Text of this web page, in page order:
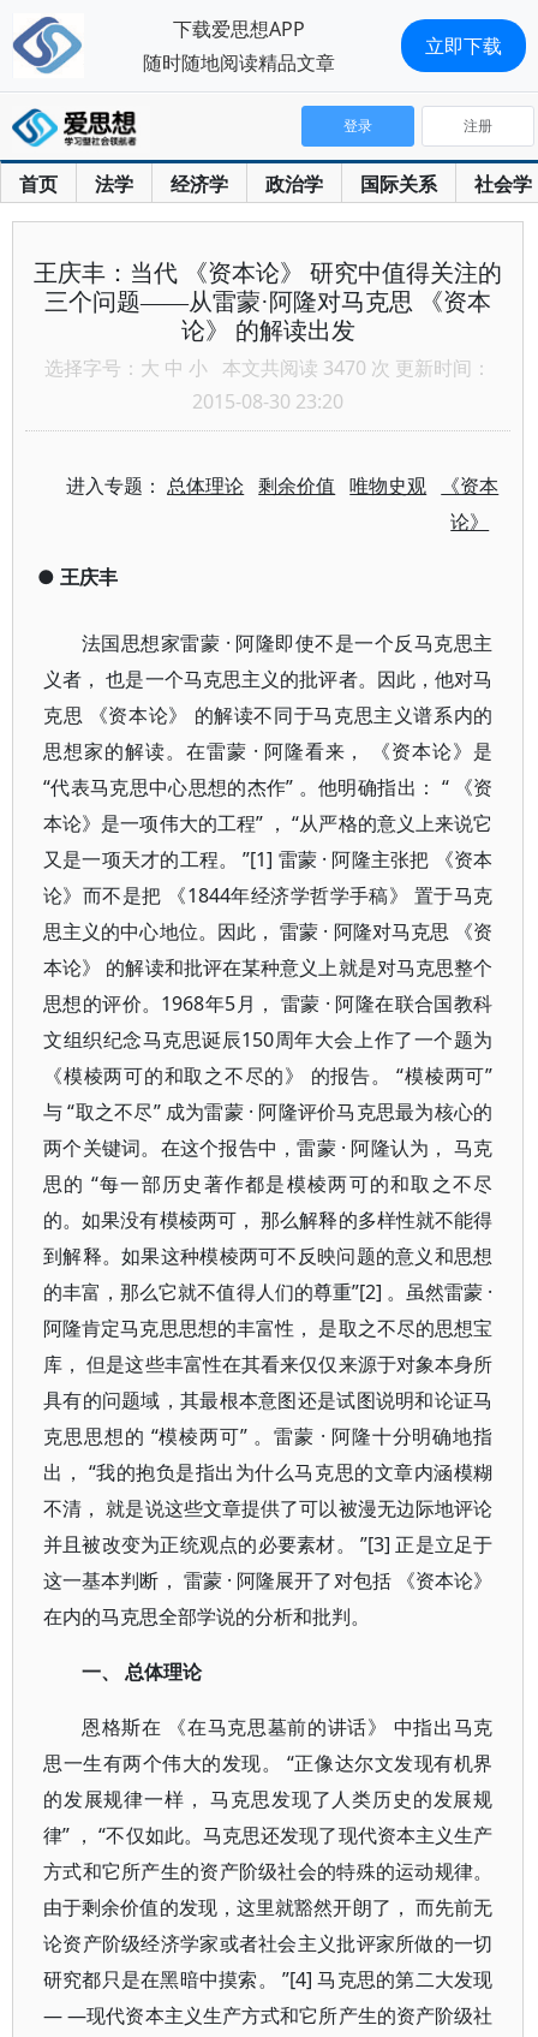
首页 法学 经济学 政治学 国际关系 社会学
登录 注册
王庆丰：当代 《资本论》 研究中值得关注的
三个问题——从雷蒙·阿隆对马克思 《资本
论》 的解读出发
选择字号： 大 中 小 本文共阅读 3470 次 更新时间：
2015-08-30 23:20
进入专题：总体理论 剩余价值 唯物史观
《资本
论》
● 王庆丰
法国思想家雷蒙 · 阿隆即使不是一个反马克思主
义者， 也是一个马克思主义的批评者。因此，他对马
克思 《资本论》 的解读不同于马克思主义谱系内的
思想家的解读。在雷蒙 · 阿隆看来， 《资本论》是
“代表马克思中心思想的杰作” 。他明确指出： “ 《资
本论》是一项伟大的工程” ， “从严格的意义上来说它
又是一项天才的工程。 ”[1] 雷蒙 · 阿隆主张把 《资本
论》而不是把 《1844年经济学哲学手稿》 置于马克
思主义的中心地位。因此， 雷蒙 · 阿隆对马克思 《资
本论》 的解读和批评在某种意义上就是对马克思整个
思想的评价。1968年5月， 雷蒙 · 阿隆在联合国教科
文组织纪念马克思诞辰150周年大会上作了一个题为
《模棱两可的和取之不尽的》 的报告。 “模棱两可”
与 “取之不尽” 成为雷蒙 · 阿隆评价马克思最为核心的
两个关键词。在这个报告中，雷蒙 · 阿隆认为， 马克
思的 “每一部历史著作都是模棱两可的和取之不尽
的。如果没有模棱两可， 那么解释的多样性就不能得
到解释。如果这种模棱两可不反映问题的意义和思想
的丰富，那么它就不值得人们的尊重”[2] 。虽然雷蒙 ·
阿隆肯定马克思思想的丰富性， 是取之不尽的思想宝
库， 但是这些丰富性在其看来仅仅来源于对象本身所
具有的问题域，其最根本意图还是试图说明和论证马
克思思想的 “模棱两可” 。雷蒙 · 阿隆十分明确地指
出， “我的抱负是指出为什么马克思的文章内涵模糊
不清， 就是说这些文章提供了可以被漫无边际地评论
并且被改变为正统观点的必要素材。 ”[3] 正是立足于
这一基本判断， 雷蒙 · 阿隆展开了对包括 《资本论》
在内的马克思全部学说的分析和批判。
一、 总体理论
恩格斯在 《在马克思墓前的讲话》 中指出马克
思一生有两个伟大的发现。 “正像达尔文发现有机界
的发展规律一样， 马克思发现了人类历史的发展规
律” ， “不仅如此。马克思还发现了现代资本主义生产
方式和它所产生的资产阶级社会的特殊的运动规律。
由于剩余价值的发现，这里就豁然开朗了， 而先前无
论资产阶级经济学家或者社会主义批评家所做的一切
研究都只是在黑暗中摸索。 ”[4] 马克思的第二大发现
— —现代资本主义生产方式和它所产生的资产阶级社
下载爱思想APP
随时随地阅读精品文章
立即下载